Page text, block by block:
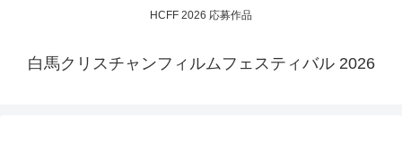
HCFF 2026 応募作品
白馬クリスチャンフィルムフェスティバル 2026